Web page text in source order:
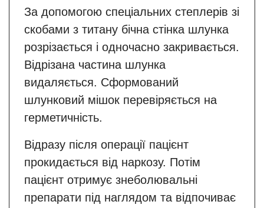
За допомогою спеціальних степлерів зі
скобами з титану бічна стінка шлунка
розрізається і одночасно закривається.
Відрізана частина шлунка
видаляється. Сформований
шлунковий мішок перевіряється на
герметичність.
Відразу після операції пацієнт
прокидається від наркозу. Потім
пацієнт отримує знеболювальні
препарати під наглядом та відпочиває